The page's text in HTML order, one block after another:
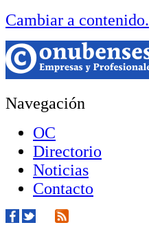
Cambiar a contenido.
Navegación
OC
Directorio
Noticias
Contacto